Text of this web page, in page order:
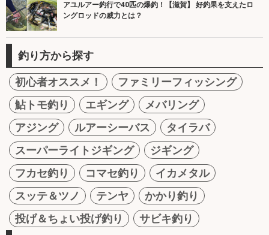
アユルアー釣行で40匹の爆釣！【滋賀】 好釣果を支えたロ
ングロッドの威力とは？
釣り方から探す
初心者オススメ！
ファミリーフィッシング
鮎トモ釣り
エギング
メバリング
アジング
ルアーシーバス
タイラバ
スーパーライトジギング
ジギング
フカセ釣り
コマセ釣り
イカメタル
スッテ＆ツノ
テンヤ
かかり釣り
投げ＆ちょい投げ釣り
サビキ釣り